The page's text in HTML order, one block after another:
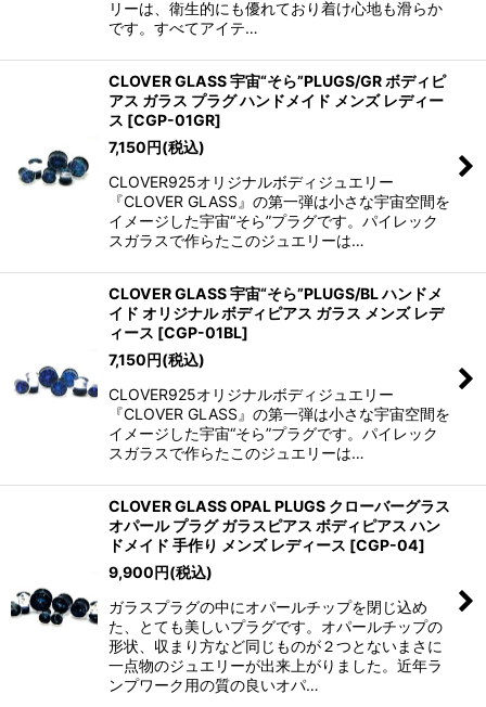
リーは、衛生的にも優れており着け心地も滑らか
です。すべてアイテ…
CLOVER GLASS 宇宙“そら”PLUGS/GR ボディピ
アス ガラス プラグ ハンドメイド メンズ レディー
ス [CGP-01GR]
7,150円(税込)
CLOVER925オリジナルボディジュエリー
『CLOVER GLASS』の第一弾は小さな宇宙空間を
イメージした宇宙“そら”プラグです。パイレック
スガラスで作らたこのジュエリーは…
CLOVER GLASS 宇宙“そら”PLUGS/BL ハンドメ
イド オリジナル ボディピアス ガラス メンズ レデ
ィース [CGP-01BL]
7,150円(税込)
CLOVER925オリジナルボディジュエリー
『CLOVER GLASS』の第一弾は小さな宇宙空間を
イメージした宇宙“そら”プラグです。パイレック
スガラスで作らたこのジュエリーは…
CLOVER GLASS OPAL PLUGS クローバーグラス
オパール プラグ ガラスピアス ボディピアス ハン
ドメイド 手作り メンズ レディース [CGP-04]
9,900円(税込)
ガラスプラグの中にオパールチップを閉じ込め
た、とても美しいプラグです。オパールチップの
形状、収まり方など同じものが２つとないまさに
一点物のジュエリーが出来上がりました。近年ラ
ンプワーク用の質の良いオパ…